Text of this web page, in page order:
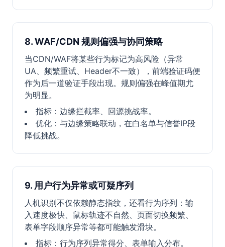
8. WAF/CDN 规则偏强与协同策略
当CDN/WAF将某些行为标记为高风险（异常
UA、频繁重试、Header不一致），前端验证码便
作为后一道验证手段出现。规则偏强在峰值期尤
为明显。
指标：边缘拦截率、回源挑战率。
优化：与边缘策略联动，在白名单与信誉IP段
降低挑战。
9. 用户行为异常或可疑序列
人机识别不仅依赖静态指纹，还看行为序列：输
入速度极快、鼠标轨迹不自然、页面切换频繁、
表单字段顺序异常等都可能触发滑块。
指标：行为序列异常得分、表单输入分布。